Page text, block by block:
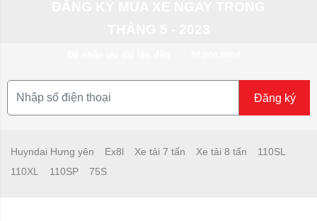
Đăng ký
Huyndai Hưng yên Ex8l Xe tải 7 tấn Xe tải 8 tấn
110SL
110XL
110SP 75S